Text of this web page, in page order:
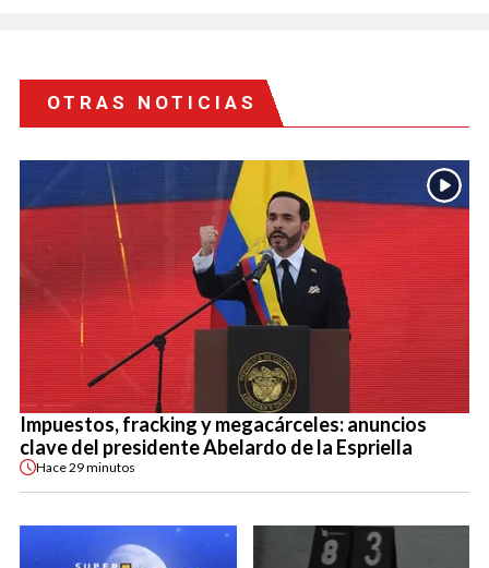
OTRAS NOTICIAS
Impuestos, fracking y megacárceles: anuncios
clave del presidente Abelardo de la Espriella
Hace29 minutos